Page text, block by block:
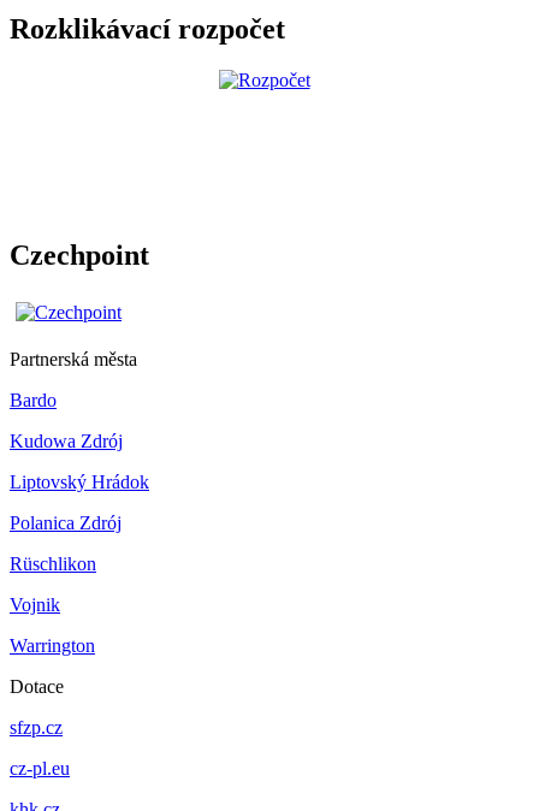
Rozklikávací rozpočet
Czechpoint
Partnerská města
Bardo
Kudowa Zdrój
Liptovský Hrádok
Polanica Zdrój
Rüschlikon
Vojnik
Warrington
Dotace
sfzp.cz
cz-pl.eu